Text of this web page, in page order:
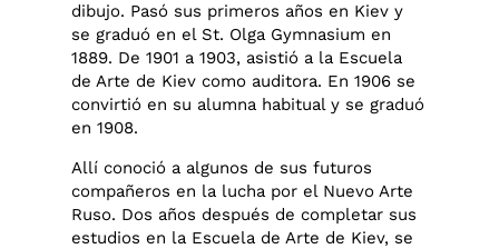
dibujo. Pasó sus primeros años en Kiev y
se graduó en el St. Olga Gymnasium en
1889. De 1901 a 1903, asistió a la Escuela
de Arte de Kiev como auditora. En 1906 se
convirtió en su alumna habitual y se graduó
en 1908.
Allí conoció a algunos de sus futuros
compañeros en la lucha por el Nuevo Arte
Ruso. Dos años después de completar sus
estudios en la Escuela de Arte de Kiev, se